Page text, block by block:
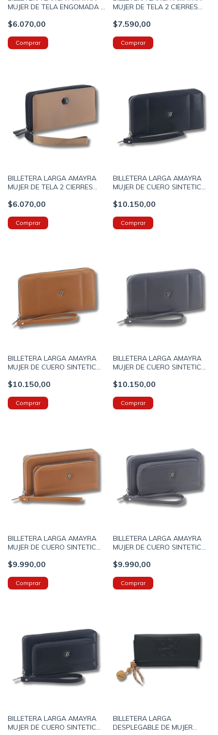
MUJER DE TELA ENGOMADA 2
VISON (673500052C)
$6.070,00
MUJER DE TELA 2 CIERRES
(673500055A)
$7.590,00
BILLETERA LARGA AMAYRA
MUJER DE TELA 2 CIERRES
(673500055C)
$6.070,00
BILLETERA LARGA AMAYRA
MUJER DE CUERO SINTETICO
COLOR NEGRO (673500073A)
$10.150,00
BILLETERA LARGA AMAYRA
MUJER DE CUERO SINTETICO
COLOR SUELA (673500073B)
$10.150,00
BILLETERA LARGA AMAYRA
MUJER DE CUERO SINTETICO
COLOR GRIS (673500073C)
$10.150,00
BILLETERA LARGA AMAYRA
MUJER DE CUERO SINTETICO
SUELA (673500071B)
$9.990,00
BILLETERA LARGA AMAYRA
MUJER DE CUERO SINTETICO
GRIS (673500071C)
$9.990,00
BILLETERA LARGA AMAYRA
MUJER DE CUERO SINTETICO
BILLETERA LARGA
DESPLEGABLE DE MUJER